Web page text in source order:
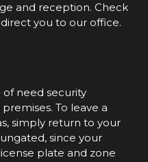
and reception. Check
you to our office.
need security
To leave a
simply return to your
since your
plate and zone